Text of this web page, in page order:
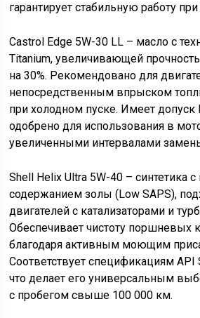
гарантирует стабильную работу
Castrol Edge 5W-30 LL – масло с
Titanium, увеличивающей
на 30%. Рекомендовано для
непосредственным впрыском
при холодном пуске. Имеет допуск
одобрено для использования в
увеличенными интервалами
Shell Helix Ultra 5W-40 – синтетика
содержанием золы (Low SAPS),
двигателей с катализаторами и
Обеспечивает чистоту поршневых
благодаря активным моющим
Соответствует спецификациям API
что делает его универсальным
с пробегом свыше 100 000 км.